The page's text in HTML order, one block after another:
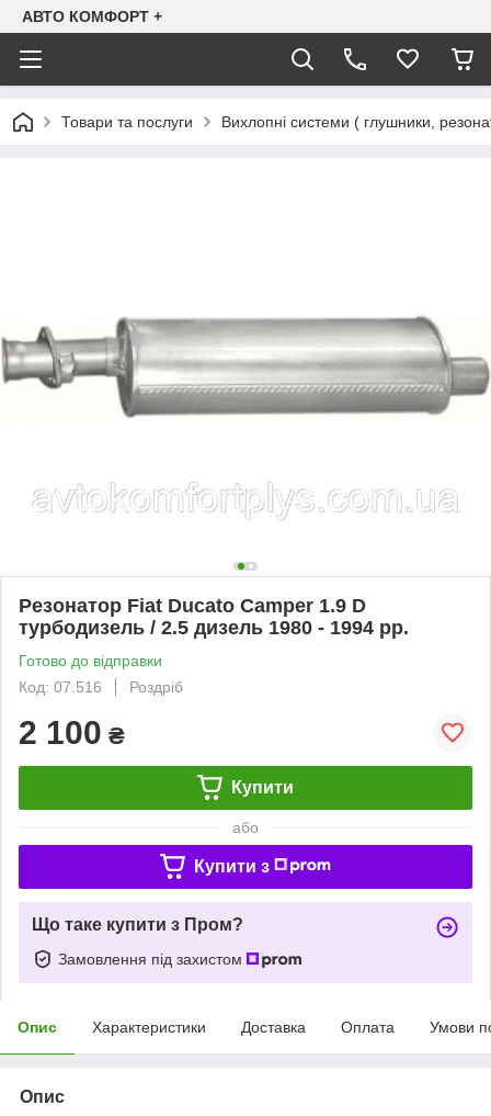
АВТО КОМФОРТ +
Товари та послуги Вихлопні системи ( глушники,
Резонатор Fiat Ducato Camper 1.9 D
турбодизель / 2.5 дизель 1980 - 1994 рр.
Готово до відправки
Код: 07.516
Роздріб
2 100 ₴
Купити
або
Купити з
Що таке купити з Пром?
Замовлення під захистом
Опис Характеристики Доставка Оплата Умови
Опис